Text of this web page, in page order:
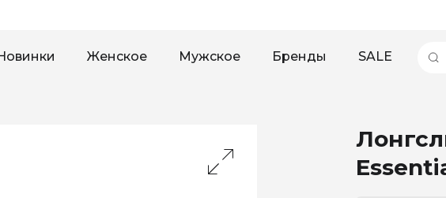
Женское Мужское Бренды SALE